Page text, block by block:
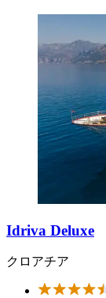
Idriva Deluxe
クロアチア